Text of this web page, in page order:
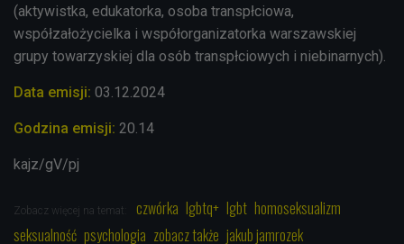
(aktywistka, edukatorka, osoba transpłciowa,
współzałożycielka i współorganizatorka warszawskiej
grupy towarzyskiej dla osób transpłciowych i niebinarnych).
Data emisji: 03.12.2024
Godzina emisji: 20.14
kajz/gV/pj
Zobacz więcej na temat: czwórka lgbtq+ lgbt homoseksualizm
seksualność psychologia zobacz także jakub jamrozek